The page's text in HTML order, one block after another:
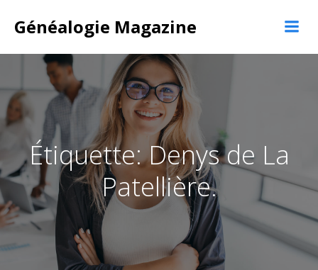
au
contenu
Généalogie Magazine
Étiquette: Denys de La
Patellière.